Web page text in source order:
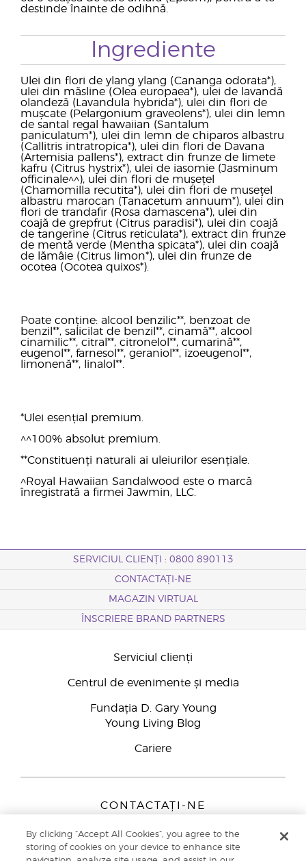
destinde înainte de odihnă.
Ingrediente
Ulei din flori de ylang ylang (Cananga odorata*),
ulei din măsline (Olea europaea*), ulei de lavandă
olandeză (Lavandula hybrida*), ulei din flori de
mușcate (Pelargonium graveolens*), ulei din lemn
de santal regal hawaiian (Santalum
paniculatum*), ulei din lemn de chiparos albastru
(Callitris intratropica*), ulei din flori de Davana
(Artemisia pallens*), extract din frunze de limete
kafru (Citrus hystrix*), ulei de iasomie (Jasminum
officinale^^), ulei din flori de mușețel
(Chamomilla recutita*), ulei din flori de museţel
albastru marocan (Tanacetum annuum*), ulei din
flori de trandafir (Rosa damascena*), ulei din
coajă de grepfrut (Citrus paradisi*), ulei din coajă
de tangerine (Citrus reticulata*), extract din frunze
de mentă verde (Mentha spicata*), ulei din coajă
de lămâie (Citrus limon*), ulei din frunze de
ocotea (Ocotea quixos*).
Poate conține: alcool benzilic**, benzoat de
benzil**, salicilat de benzil**, cinamă**, alcool
cinamilic**, citral**, citronelol**, cumarină**,
eugenol**, farnesol**, geraniol**, izoeugenol**,
limonenă**, linalol**.
*Ulei esențial premium.
^^100% absolut premium.
**Constituenți naturali ai uleiurilor esențiale.
^Royal Hawaiian Sandalwood este o marcă
înregistrată a firmei Jawmin, LLC.
SERVICIUL CLIENȚI : 0800 890113
CONTACTAȚI-NE
MAGAZIN VIRTUAL
ÎNSCRIERE BRAND PARTNERS
Serviciul clienți
Centrul de evenimente și media
Fundația D. Gary Young
Young Living Blog
Cariere
CONTACTAȚI-NE
Peizerweg 97
9727 AJ Groningen
By clicking “Accept All Cookies”, you agree to the
storing of cookies on your device to enhance site